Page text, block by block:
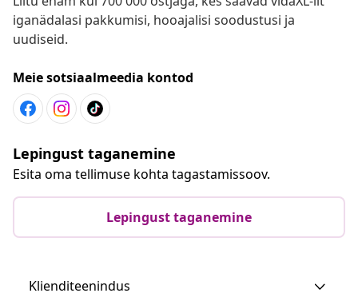
iganädalasi pakkumisi, hooajalisi soodustusi ja
uudiseid.
Meie sotsiaalmeedia kontod
Lepingust taganemine
Esita oma tellimuse kohta tagastamissoov.
Lepingust taganemine
Klienditeenindus